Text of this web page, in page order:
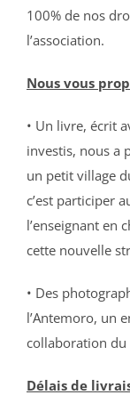
100% de nos
l’association.
Nous vous
• Un livre, écrit
investis, nous a
un petit village
c’est participer
l’enseignant en
cette nouvelle
• Des
l’Antemoro, un
collaboration du
Délais de